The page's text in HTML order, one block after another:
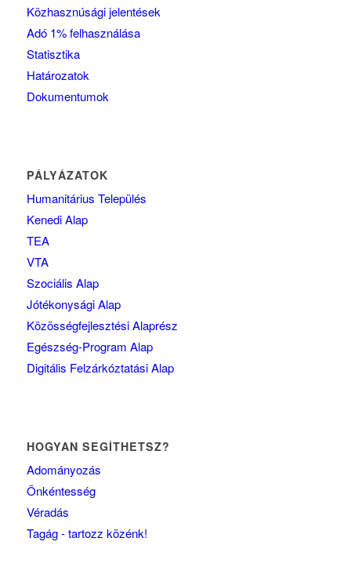
Közhasznúsági jelentések
Adó 1% felhasználása
Statisztika
Határozatok
Dokumentumok
PÁLYÁZATOK
Humanitárius Település
Kenedi Alap
TEA
VTA
Szociális Alap
Jótékonysági Alap
Közösségfejlesztési Alaprész
Egészség-Program Alap
Digitális Felzárkóztatási Alap
HOGYAN SEGÍTHETSZ?
Adományozás
Önkéntesség
Véradás
Tagág - tartozz közénk!